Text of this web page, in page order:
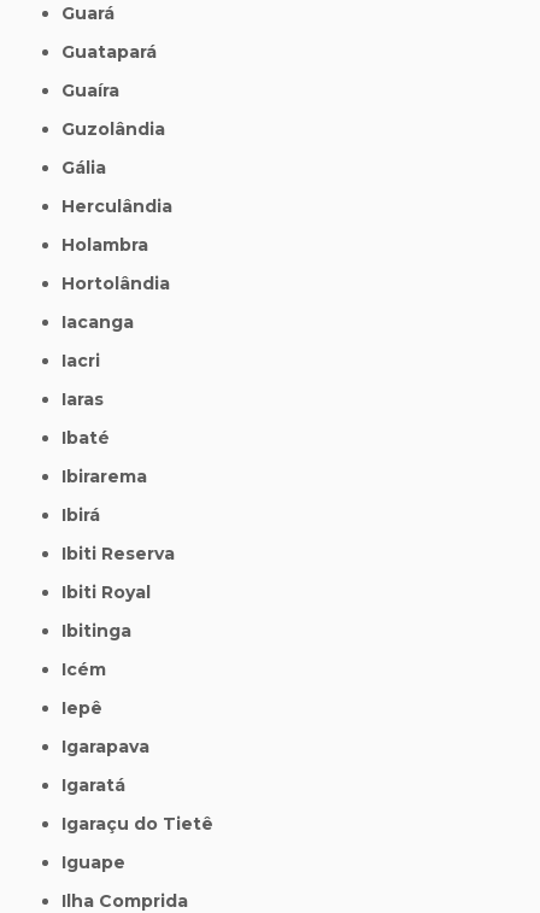
Guará
Guatapará
Guaíra
Guzolândia
Gália
Herculândia
Holambra
Hortolândia
Iacanga
Iacri
Iaras
Ibaté
Ibirarema
Ibirá
Ibiti Reserva
Ibiti Royal
Ibitinga
Icém
Iepê
Igarapava
Igaratá
Igaraçu do Tietê
Iguape
Ilha Comprida